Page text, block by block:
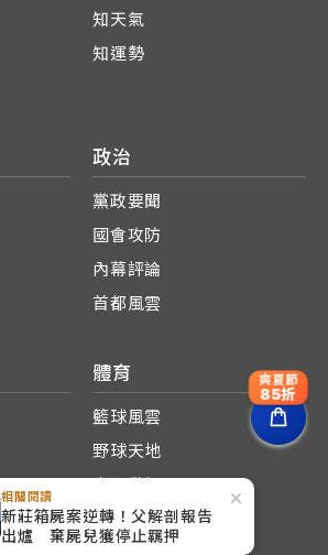
×
相關閱讀
新莊箱屍案逆轉！父解剖報告
出爐 棄屍兒獲停止羈押
知天氣
知運勢
政治
黨政要聞
國會攻防
內幕評論
首都風雲
體育
籃球風雲
野球天地
巴黎奧運
爽夏節
85折